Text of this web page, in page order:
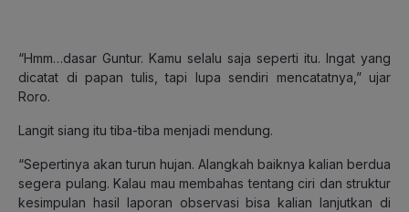
“Hmm…dasar Guntur. Kamu selalu saja seperti itu. Ingat yang
dicatat di papan tulis, tapi lupa sendiri mencatatnya,” ujar
Roro.
Langit siang itu tiba-tiba menjadi mendung.
“Sepertinya akan turun hujan. Alangkah baiknya kalian berdua
segera pulang. Kalau mau membahas tentang ciri dan struktur
kesimpulan hasil laporan observasi bisa kalian lanjutkan di